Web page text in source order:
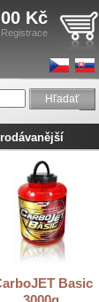
Kč
Registrace
Hľadať
Basic